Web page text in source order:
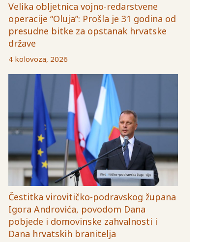
Velika obljetnica vojno-redarstvene
operacije “Oluja”: Prošla je 31 godina od
presudne bitke za opstanak hrvatske
države
4 kolovoza, 2026
Čestitka virovitičko-podravskog župana
Igora Androvića, povodom Dana
pobjede i domovinske zahvalnosti i
Dana hrvatskih branitelja